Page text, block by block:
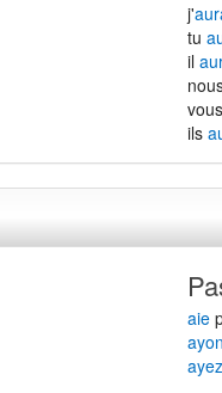
j'
tu
il
ils
aie
ayez